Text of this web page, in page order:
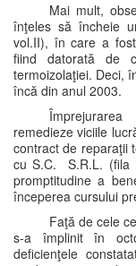
Mai mult,
înţeles să încheie
vol.II), în care a
fiind datorată de
termoizolaţiei. Deci,
încă din anul 2003.
remedieze viciile
contract de reparaţii
cu S.C. S.R.L. (fila
promptitudine a
începerea cursului
Faţă de cele
s-a împlinit în
deficienţele